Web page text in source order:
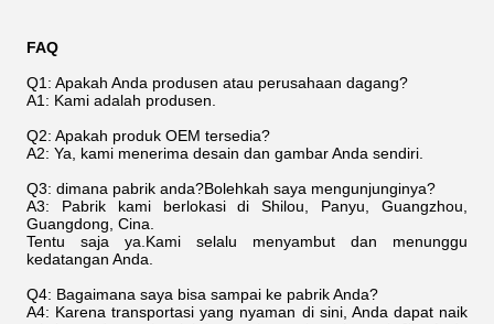
FAQ
Q1: Apakah Anda produsen atau perusahaan dagang?
A1: Kami adalah produsen.
Q2: Apakah produk OEM tersedia?
A2: Ya, kami menerima desain dan gambar Anda sendiri.
Q3: dimana pabrik anda?Bolehkah saya mengunjunginya?
A3: Pabrik kami berlokasi di Shilou, Panyu, Guangzhou,
Guangdong, Cina.
Tentu saja ya.Kami selalu menyambut dan menunggu
kedatangan Anda.
Q4: Bagaimana saya bisa sampai ke pabrik Anda?
A4: Karena transportasi yang nyaman di sini, Anda dapat naik